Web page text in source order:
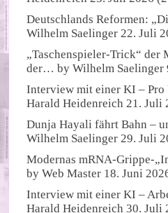
Deutschlands Reformen:
Wilhelm Saelinger 22. Juli
„Taschenspieler-Trick“ der
der… byWilhelm Saelinger
Interview mit einer KI – Pro
Harald Heidenreich 21. Juli
Dunja Hayali fährt Bahn –
Wilhelm Saelinger 29. Juli
Modernas mRNA-Grippe-
byWeb Master 18. Juni
Interview mit einer KI –
Harald Heidenreich 30. Juli